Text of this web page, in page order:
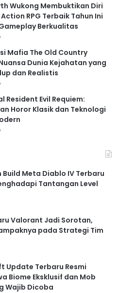
Wukong Membuktikan Diri
RPG Terbaik Tahun Ini
Berkualitas
Mafia The Old Country
Dunia Kejahatan yang
dan Realistis
Resident Evil Requiem:
Horor Klasik dan Teknologi
Build Meta Diablo IV Terbaru
Tantangan Level
Valorant Jadi Sorotan,
pada Strategi Tim
Update Terbaru Resmi
Biome Eksklusif dan Mob
Wajib Dicoba